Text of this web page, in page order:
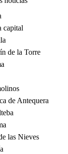
capital
de la Torre
de Antequera
las Nieves